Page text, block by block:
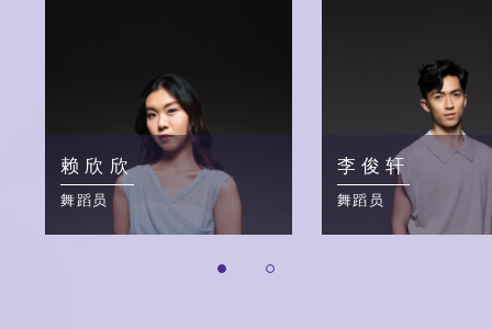
赖欣欣
舞蹈员
李俊轩
舞蹈员